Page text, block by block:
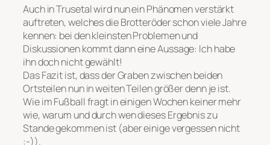
Auch in Trusetal wird nun ein Phänomen verstärkt
auftreten, welches die Brotteröder schon viele Jahre
kennen: bei den kleinsten Problemen und
Diskussionen kommt dann eine Aussage: Ich habe
ihn doch nicht gewählt!
Das Fazit ist, dass der Graben zwischen beiden
Ortsteilen nun in weiten Teilen größer denn je ist.
Wie im Fußball fragt in einigen Wochen keiner mehr
wie, warum und durch wen dieses Ergebnis zu
Stande gekommen ist (aber einige vergessen nicht
:-)).